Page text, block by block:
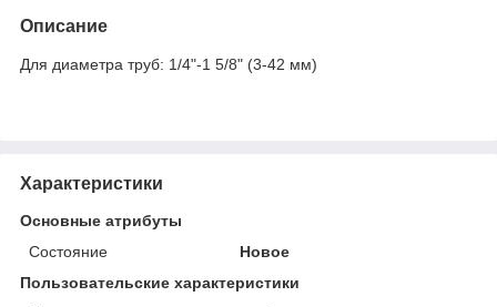
Описание
Для диаметра труб: 1/4"-1 5/8" (3-42 мм)
Характеристики
Основные атрибуты
Состояние
Новое
Пользовательские характеристики